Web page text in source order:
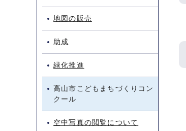
地図の販売
助成
緑化推進
高山市こどもまちづくりコン
クール
空中写真の閲覧について